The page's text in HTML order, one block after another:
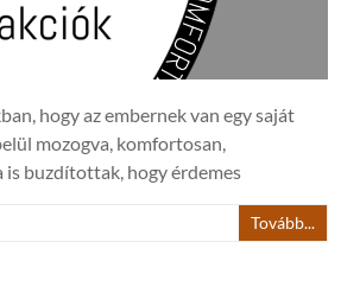
hogy az embernek van egy saját
mozogva, komfortosan,
is buzdítottak, hogy érdemes
Tovább...